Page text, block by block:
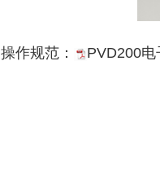
操作规范： PVD200